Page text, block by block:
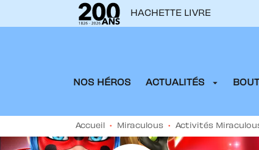
MENU
HACHETTE LIVRE
NOS HÉROS ACTUALITÉS arrow_drop_down
Accueil • Miraculous • Activités